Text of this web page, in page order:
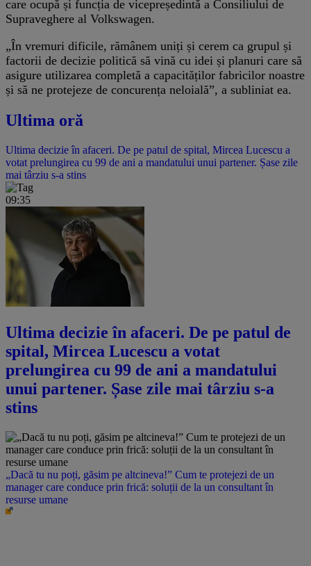
care ocupă și funcția de vicepreședintă a Consiliului de
Supraveghere al Volkswagen.
„În vremuri dificile, rămânem uniți și cerem ca grupul și
factorii de decizie politică să vină cu idei și planuri care să
asigure utilizarea completă a capacităților fabricilor noastre
și să ne protejeze de concurența neloială”, a subliniat ea.
Ultima oră
Ultima decizie în afaceri. De pe patul de spital, Mircea Lucescu a
votat prelungirea cu 99 de ani a mandatului unui partener. Șase zile
mai târziu s-a stins
09:35
Ultima decizie în afaceri. De pe patul de
spital, Mircea Lucescu a votat
prelungirea cu 99 de ani a mandatului
unui partener. Șase zile mai târziu s-a
stins
„Dacă tu nu poți, găsim pe altcineva!” Cum te protejezi de un
manager care conduce prin frică: soluții de la un consultant în
resurse umane